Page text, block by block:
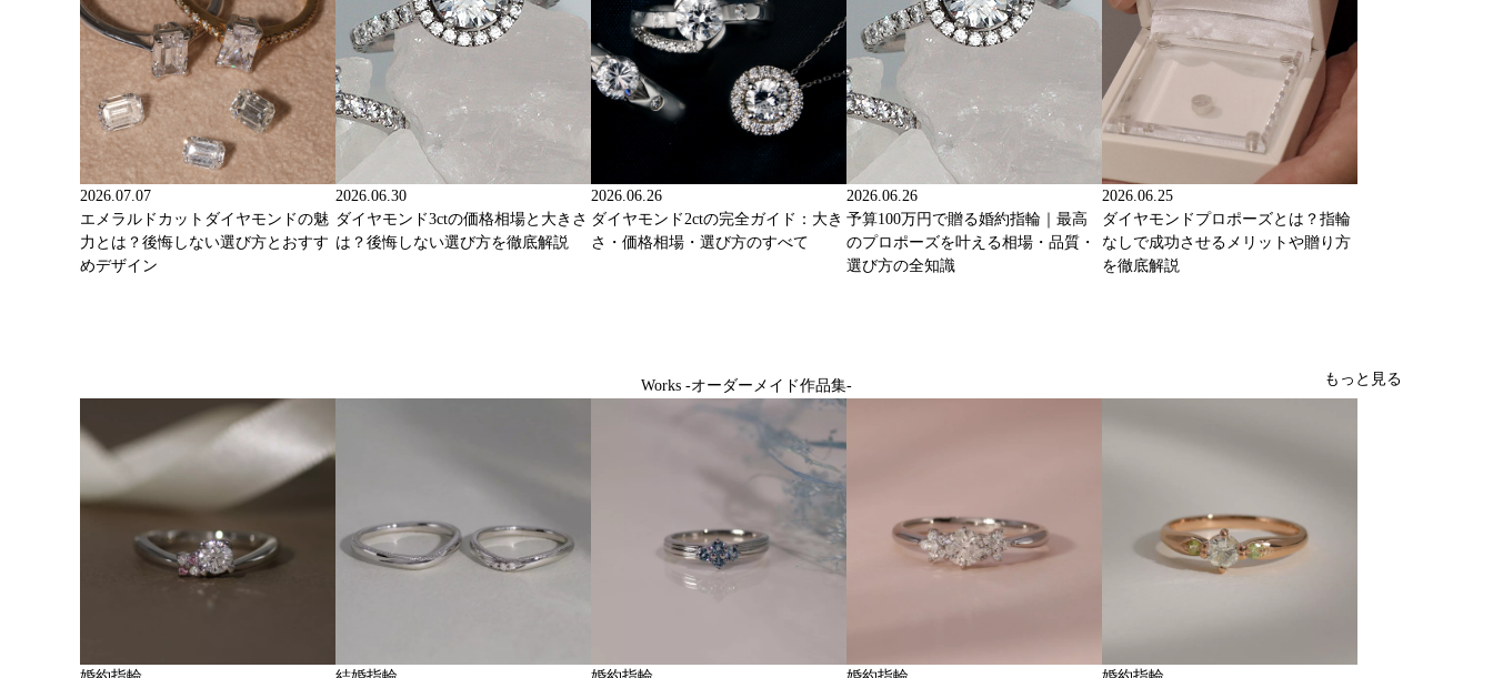
2026.07.07
エメラルドカットダイヤモンドの魅
力とは？後悔しない選び方とおすす
めデザイン
2026.06.30
ダイヤモンド3ctの価格相場と大きさ
は？後悔しない選び方を徹底解説
2026.06.26
ダイヤモンド2ctの完全ガイド：大き
さ・価格相場・選び方のすべて
2026.06.26
予算100万円で贈る婚約指輪｜最高
のプロポーズを叶える相場・品質・
選び方の全知識
2026.06.25
ダイヤモンドプロポーズとは？指輪
なしで成功させるメリットや贈り方
を徹底解説
Works -オーダーメイド作品集- もっと見る